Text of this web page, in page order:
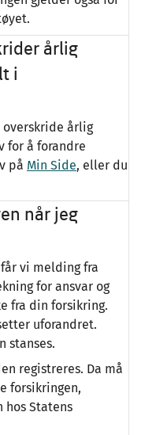
årlig
i
overskride årlig
for å forandre
på Min Side, eller du
når jeg
vi melding fra
for ansvar og
fra din forsikring.
uforandret.
stanses.
registreres. Da må
forsikringen,
Statens